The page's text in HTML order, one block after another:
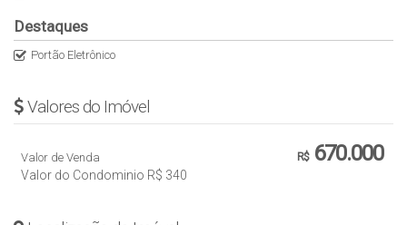
Destaques
Portão Eletrônico
Valores do Imóvel
R$670.000
Valor de Venda
Valor do Condominio R$ 340